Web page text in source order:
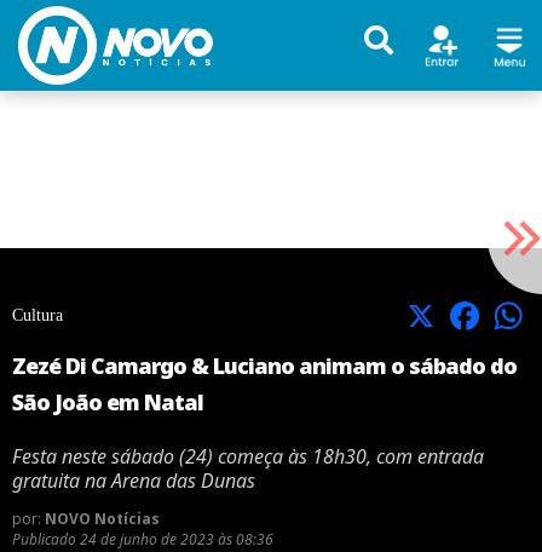
Cultura X Facebook
Zezé Di Camargo & Luciano animam o sábado do
São João em Natal
Festa neste sábado (24) começa às 18h30, com entrada
gratuita na Arena das Dunas
por: NOVO Notícias
Publicado 24 de junho de 2023 às 08:36